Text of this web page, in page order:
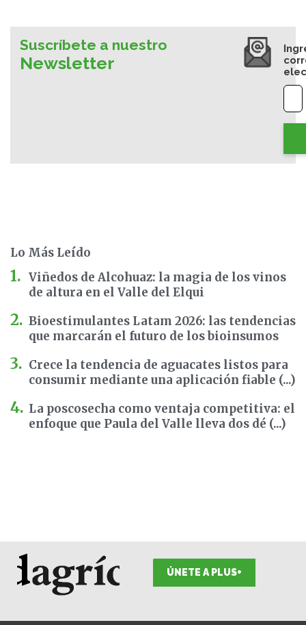
Suscríbete a nuestro
Newsletter
Lo Más Leído
Viñedos de Alcohuaz: la magia de los vinos
de altura en el Valle del Elqui
Bioestimulantes Latam 2026: las tendencias
que marcarán el futuro de los bioinsumos
Crece la tendencia de aguacates listos para
consumir mediante una aplicación fiable (...)
La poscosecha como ventaja competitiva: el
enfoque que Paula del Valle lleva dos dé (...)
ÚNETE A PLUS+